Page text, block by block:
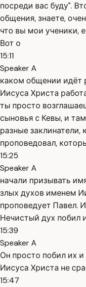
посреди вас буду".
общения, знаете,
что вы мои ученики,
Вот о
15:11
Speaker A
каком общении идёт
Иисуса Христа
ты просто
сыновья с Кевы, и
разные заклинатели,
проповедовал,
15:25
Speaker A
начали призывать
злых духов именем
проповедует Павел.
Нечистый дух побил
15:39
Speaker A
Он просто побил их и
Иисуса Христа не
15:47